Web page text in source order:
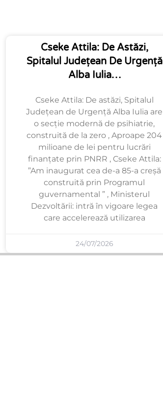
Cseke Attila: De Astăzi,
Spitalul Județean De Urgență
Alba Iulia…
Cseke Attila: De astăzi, Spitalul
Județean de Urgență Alba Iulia are
o secție modernă de psihiatrie,
construită de la zero , Aproape 204
milioane de lei pentru lucrări
finanțate prin PNRR , Cseke Attila:
”Am inaugurat cea de-a 85-a creșă
construită prin Programul
guvernamental ” , Ministerul
Dezvoltării: intră în vigoare legea
care accelerează utilizarea
24/07/2026